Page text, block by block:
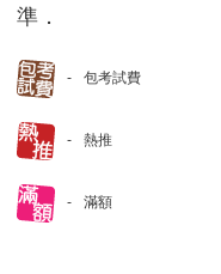
準．
包考試費
熱推
滿額